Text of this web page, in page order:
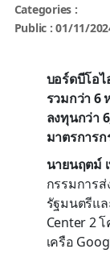
Categories :
Public : 01/11/
บอร์ดบีโอ
รวมกว่า 6
ลงทุนกว่า
มาตรการ
นายนฤตม์
กรรมการ
รัฐมนตรีแ
Center 2
เครือ